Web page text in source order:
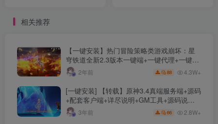
式+工具+Gom引擎
相关推荐
【一键安装】热门冒险策略类游戏崩坏：星
穹铁道全新2.3版本一键端+一键代理+一键启
动+免虚拟机
2年前 88 4.3W+
[一键安装] 【转载】原神3.4真端服务端+源码
+配套客户端+详尽说明+GM工具+源码说明
文件3年前 66 2.8W+